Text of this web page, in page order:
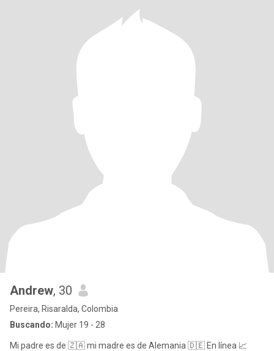
Andrew, 30
Pereira, Risaralda, Colombia
Buscando: Mujer 19 - 28
Mi padre es de 🇿🇦 mi madre es de Alemania 🇩🇪 En línea 📈